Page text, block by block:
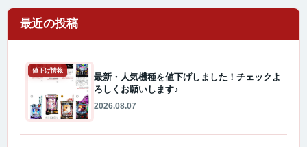
最近の投稿
値下げ情報
最新・人気機種を値下げしました！チェックよ
ろしくお願いします♪
2026.08.07